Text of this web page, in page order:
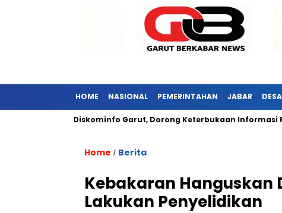
HOME NASIONAL PEMERINTAHAN JABAR DESA
Kunjungi Diskominfo Garut, Dorong Keterbukaan Informasi Publik
Home / Berita
Kebakaran Hanguskan
Lakukan Penyelidikan